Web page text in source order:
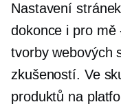
Nastavení
dokonce i pro mě
tvorby webových
zkušeností. Ve
produktů na